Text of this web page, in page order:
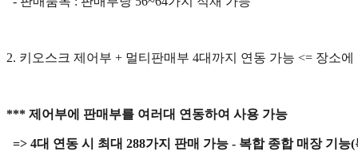
2. 키오스크 제어부 + 멀티판매부 4대까지 연동 가능 <= 장소에
*** 제어부에 판매부를 여러대 연동하여 사용 가능
=> 4대 연동 시 최대 288가지 판매 가능 - 복합 종합 매장 기능(